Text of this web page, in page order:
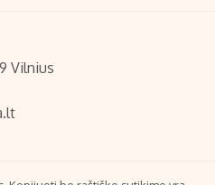
Vilnius